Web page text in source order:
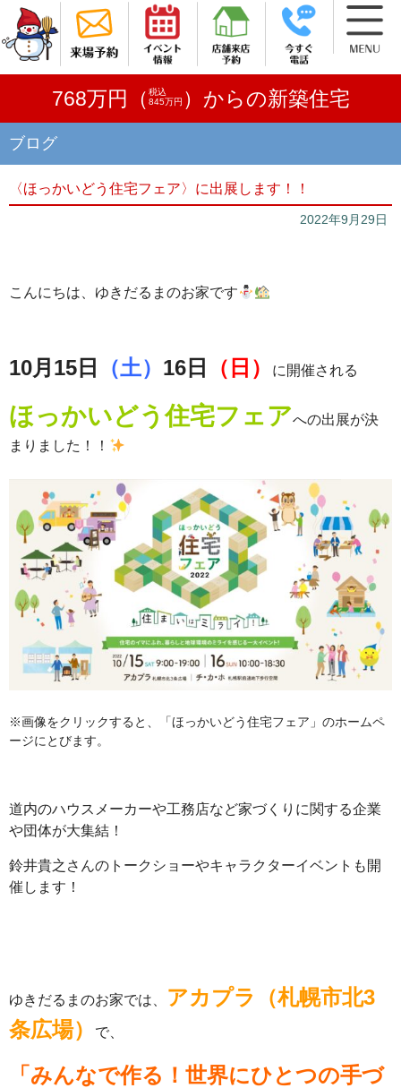
768万円（ 税込
845万円 ）からの新築住宅
ブログ
〈ほっかいどう住宅フェア〉に出展します！！
2022年9月29日
こんにちは、ゆきだるまのお家です
10月15日 （土） 16日 （日） に開催される
ほっかいどう住宅フェアへの出展が決
まりました！！
※画像をクリックすると、「ほっかいどう住宅フェア」のホームペ
ージにとびます。
道内のハウスメーカーや工務店など家づくりに関する企業
や団体が大集結！
鈴井貴之さんのトークショーやキャラクターイベントも開
催します！
ゆきだるまのお家では、
アカプラ（札幌市北3
条広場）
で、
「みんなで作る！世界にひとつの手づ